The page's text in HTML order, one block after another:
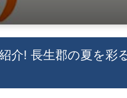
介! 長生郡の夏を彩る